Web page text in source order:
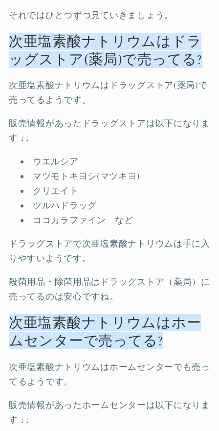
それではひとつずつ見ていきましょう。
次亜塩素酸ナトリウムはドラ
ッグストア(薬局)で売ってる?
次亜塩素酸ナトリウムはドラッグストア(薬局)で
売ってるようです。
販売情報があったドラッグストアは以下になりま
す ↓↓
ウエルシア
マツモトキヨシ(マツキヨ)
クリエイト
ツルハドラッグ
ココカラファイン など
ドラッグストアで次亜塩素酸ナトリウムは手に入
りやすいようです。
殺菌用品・除菌用品はドラッグストア（薬局）に
売ってるのは安心ですね。
次亜塩素酸ナトリウムはホー
ムセンターで売ってる?
次亜塩素酸ナトリウムはホームセンターでも売っ
てるようです。
販売情報があったホームセンターは以下になりま
す ↓↓